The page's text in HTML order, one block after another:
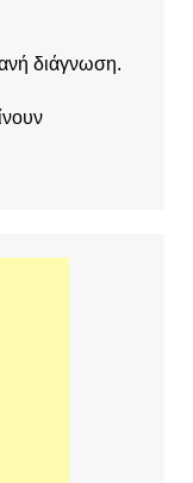
διάγνωση.